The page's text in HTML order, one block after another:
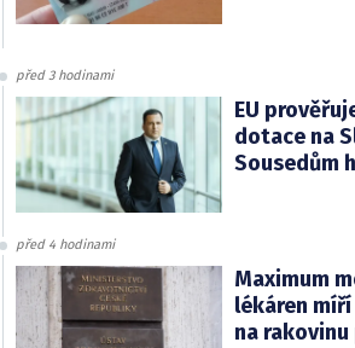
před 3 hodinami
EU
dotace na
Sousedům
před 4 hodinami
Maximum
lékáren
na rakovinu